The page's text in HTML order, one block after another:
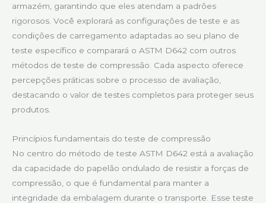
armazém, garantindo que eles atendam a padrões
rigorosos. Você explorará as configurações de teste e as
condições de carregamento adaptadas ao seu plano de
teste específico e comparará o ASTM D642 com outros
métodos de teste de compressão. Cada aspecto oferece
percepções práticas sobre o processo de avaliação,
destacando o valor de testes completos para proteger seus
produtos.
Princípios fundamentais do teste de compressão
No centro do método de teste ASTM D642 está a avaliação
da capacidade do papelão ondulado de resistir a forças de
compressão, o que é fundamental para manter a
integridade da embalagem durante o transporte. Esse teste